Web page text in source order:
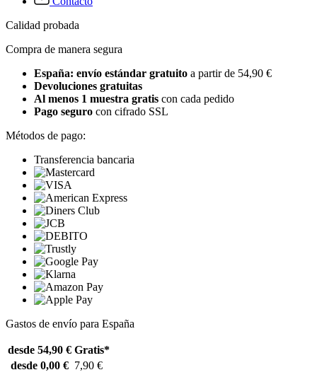
Calidad probada
Compra de manera segura
España: envío estándar gratuito a partir de 54,90 €
Devoluciones gratuitas
Al menos 1 muestra gratis con cada pedido
Pago seguro con cifrado SSL
Métodos de pago:
Transferencia bancaria
Gastos de envío para España
desde 54,90 € Gratis*
desde 0,00 € 7,90 €